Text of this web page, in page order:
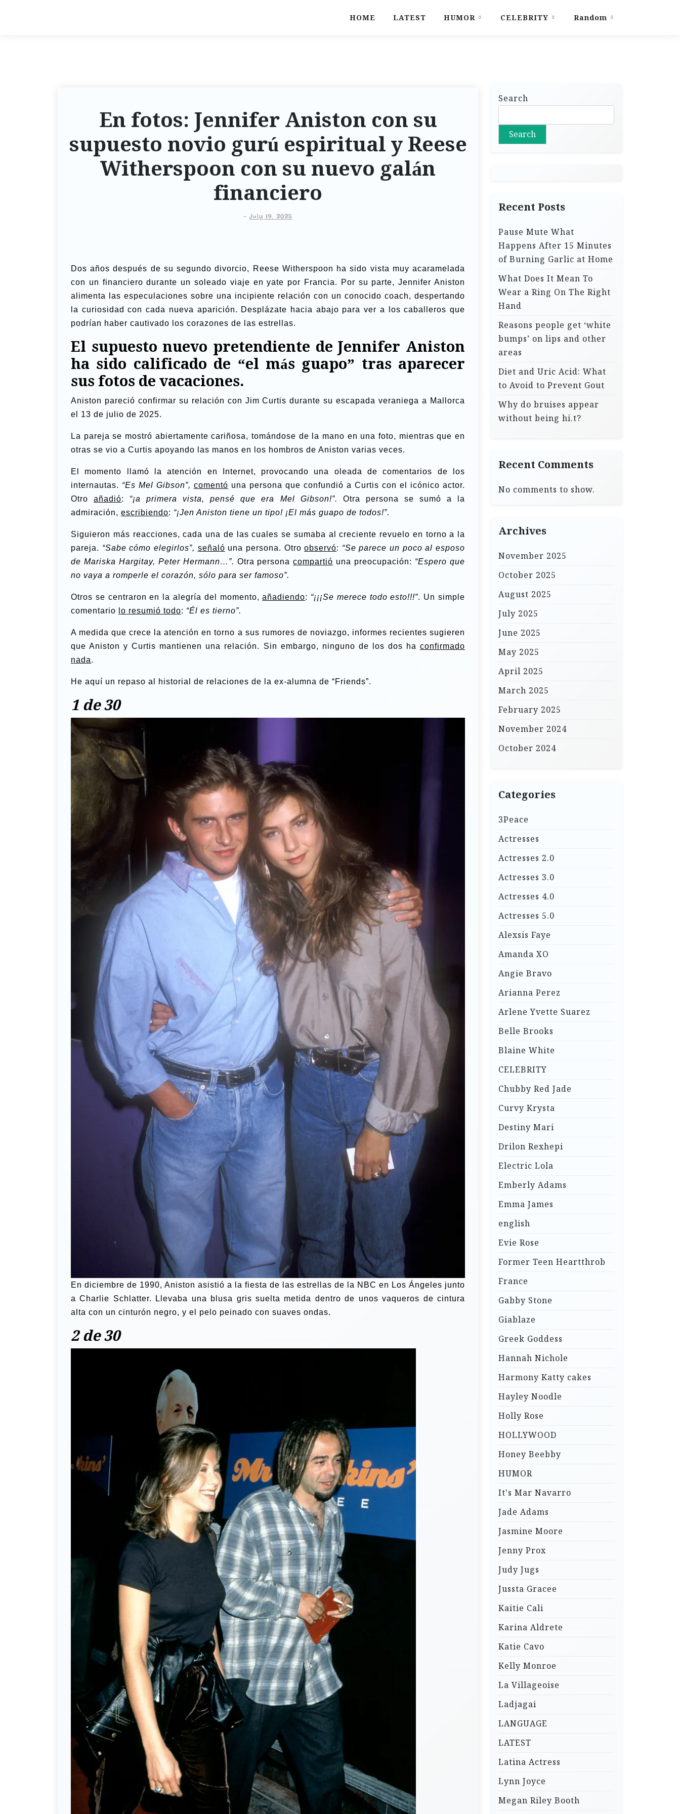
HOME LATEST HUMOR CELEBRITY Random
En fotos: Jennifer Aniston con su
supuesto novio gurú espiritual y Reese
Witherspoon con su nuevo galán
financiero
-July 19, 2025
Dos años después de su segundo divorcio, Reese Witherspoon ha sido vista muy acaramelada
con un financiero durante un soleado viaje en yate por Francia. Por su parte, Jennifer Aniston
alimenta las especulaciones sobre una incipiente relación con un conocido coach, despertando
la curiosidad con cada nueva aparición. Desplázate hacia abajo para ver a los caballeros que
podrían haber cautivado los corazones de las estrellas.
El supuesto nuevo pretendiente de Jennifer Aniston
ha sido calificado de “el más guapo” tras aparecer
sus fotos de vacaciones.
Aniston pareció confirmar su relación con Jim Curtis durante su escapada veraniega a Mallorca
el 13 de julio de 2025.
La pareja se mostró abiertamente cariñosa, tomándose de la mano en una foto, mientras que en
otras se vio a Curtis apoyando las manos en los hombros de Aniston varias veces.
El momento llamó la atención en Internet, provocando una oleada de comentarios de los
internautas. “Es Mel Gibson”, comentó una persona que confundió a Curtis con el icónico actor.
Otroañadió: “¡a primera vista, pensé que era Mel Gibson!”. Otra persona se sumó a la
admiración, escribiendo: “¡Jen Aniston tiene un tipo! ¡El más guapo de todos!”.
Siguieron más reacciones, cada una de las cuales se sumaba al creciente revuelo en torno a la
pareja. “Sabe cómo elegirlos”, señaló una persona. Otroobservó: “Se parece un poco al esposo
de Mariska Hargitay, Peter Hermann…”. Otra personacompartió una preocupación: “Espero que
no vaya a romperle el corazón, sólo para ser famoso”.
Otros se centraron en la alegría del momento,añadiendo: “¡¡¡Se merece todo esto!!!”. Un simple
comentario
lo resumió todo: “Él es tierno”.
A medida que crece la atención en torno a sus rumores de noviazgo, informes recientes sugieren
que Aniston y Curtis mantienen una relación. Sin embargo, ninguno de los dos ha confirmado
nada.
He aquí un repaso al historial de relaciones de la ex-alumna de “Friends”.
1 de 30
En diciembre de 1990, Aniston asistió a la fiesta de las estrellas de la NBC en Los Ángeles junto
a Charlie Schlatter. Llevaba una blusa gris suelta metida dentro de unos vaqueros de cintura
alta con un cinturón negro, y el pelo peinado con suaves ondas.
2 de 30
Search
Search
Recent Posts
Pause Mute What
Happens After 15 Minutes
of Burning Garlic at Home
What Does It Mean To
Wear a Ring On The Right
Hand
Reasons people get ‘white
bumps’ on lips and other
areas
Diet and Uric Acid: What
to Avoid to Prevent Gout
Why do bruises appear
without being hi.t?
Recent Comments
No comments to show.
Archives
November 2025
October 2025
August 2025
July 2025
June 2025
May 2025
April 2025
March 2025
February 2025
November 2024
October 2024
Categories
3Peace
Actresses
Actresses 2.0
Actresses 3.0
Actresses 4.0
Actresses 5.0
Alexsis Faye
Amanda XO
Angie Bravo
Arianna Perez
Arlene Yvette Suarez
Belle Brooks
Blaine White
CELEBRITY
Chubby Red Jade
Curvy Krysta
Destiny Mari
Drilon Rexhepi
Electric Lola
Emberly Adams
Emma James
english
Evie Rose
Former Teen Heartthrob
France
Gabby Stone
Giablaze
Greek Goddess
Hannah Nichole
Harmony Katty cakes
Hayley Noodle
Holly Rose
HOLLYWOOD
Honey Beebby
HUMOR
It's Mar Navarro
Jade Adams
Jasmine Moore
Jenny Prox
Judy Jugs
Jussta Gracee
Kaitie Cali
Karina Aldrete
Katie Cavo
Kelly Monroe
La Villageoise
Ladjagai
LANGUAGE
LATEST
Latina Actress
Lynn Joyce
Megan Riley Booth